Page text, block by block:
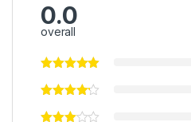
0.0
overall